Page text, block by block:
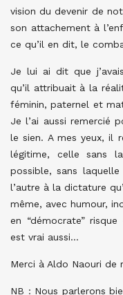
vision du devenir de
son attachement à
ce qu’il en dit, le
Je lui ai dit que
qu’il attribuait à la
féminin, paternel et
Je l’ai aussi remercié
le sien. A mes yeux, il
légitime, celle sans
possible, sans
l’autre à la dictature
même, avec humour,
en “démocrate”
est vrai aussi…
Merci à Aldo Naouri de
NB : Nous parlerons